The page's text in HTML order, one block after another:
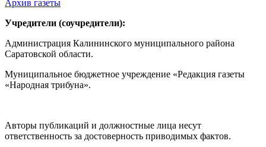
Архив газеты
Учредители (соучредители):
Администрация Калининского муниципального района
Саратовской области.
Муниципальное бюджетное учреждение «Редакция газеты
«Народная трибуна».
Авторы публикаций и должностные лица несут
ответственность за достоверность приводимых фактов.